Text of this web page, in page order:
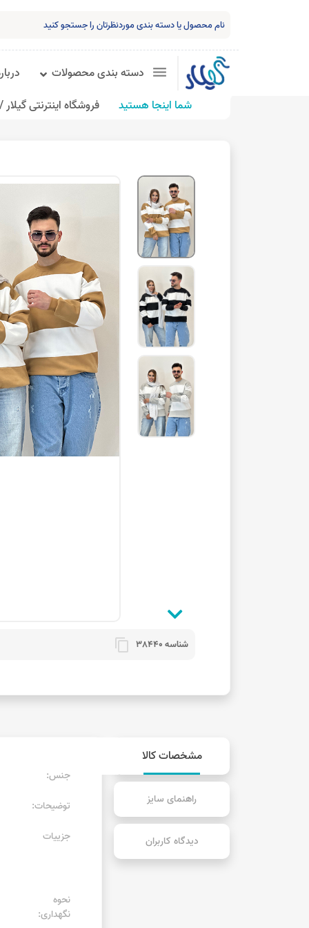
دسته بندی محصولات
شما اینجا هستید
فروشگاه اینترنتی گیلار /
شناسه 38440 content_copy
مشخصات کالا
راهنمای سایز
دیدگاه کاربران
جنس:
توضیحات:
جزییات
نحوه
نگهداری: